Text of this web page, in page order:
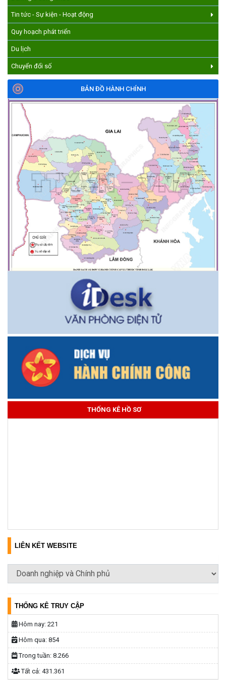
Tin tức - Sự kiện - Hoạt động
Quy hoạch phát triển
Du lịch
Chuyển đổi số
BẢN ĐỒ HÀNH CHÍNH
THỐNG KÊ HỒ SƠ
LIÊN KẾT WEBSITE
THỐNG KÊ TRUY CẬP
Hôm nay: 221
Hôm qua: 854
Trong tuần: 8.266
Tất cả: 431.361